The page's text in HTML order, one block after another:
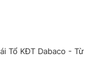
Tổ KĐT Dabaco - Từ